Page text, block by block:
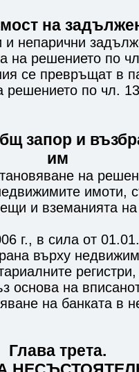
на
и непарични
на решението по
се превръщат в
решението по чл.
запор и
им
на
имоти,
и вземанията
г., в сила от
върху
основа на
на банката в
Глава трета.